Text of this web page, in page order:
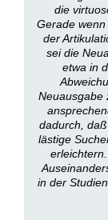
die
Gerade
der
sei die
etwa in
Neuausgabe
dadurch,
lästige
in der